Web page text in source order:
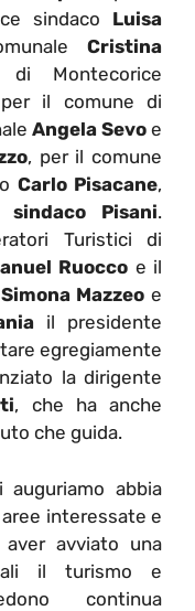
sindaco Luisa
Cristina
Montecorice
il comune di
Angela Sevo e
, per il comune
Carlo Pisacane,
sindaco Pisani.
Turistici di
Ruocco e il
Simona Mazzeo e
il presidente
egregiamente
la dirigente
, che ha anche
che guida.
abbia
interessate e
avviato una
il turismo e
continua